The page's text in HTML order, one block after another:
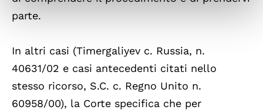
parte.
In altri casi (Timergaliyev c. Russia, n.
40631/02 e casi antecedenti citati nello
stesso ricorso, S.C. c. Regno Unito n.
60958/00), la Corte specifica che per